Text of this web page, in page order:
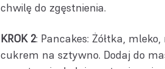
chwilę do zgęstnienia.
KROK 2: Pancakes: Żółtka,
cukrem na sztywno. Dodaj do